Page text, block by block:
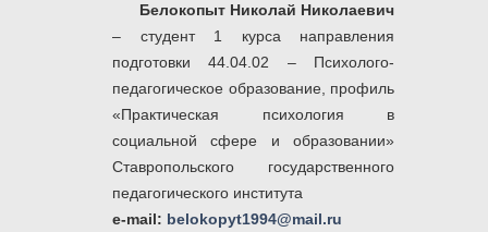
Белокопыт Николай Николаевич
– студент 1 курса направления
подготовки 44.04.02 – Психолого-
педагогическое образование, профиль
«Практическая психология в
социальной сфере и образовании»
Ставропольского государственного
педагогического института
e-mail: belokopyt1994@mail.ru